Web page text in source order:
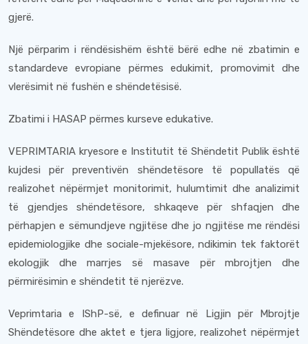
gjerë.
Një përparim i rëndësishëm është bërë edhe në zbatimin e
standardeve evropiane përmes edukimit, promovimit dhe
vlerësimit në fushën e shëndetësisë.
Zbatimi i HASAP përmes kurseve edukative.
VEPRIMTARIA kryesore e Institutit të Shëndetit Publik është
kujdesi për preventivën shëndetësore të popullatës që
realizohet nëpërmjet monitorimit, hulumtimit dhe analizimit
të gjendjes shëndetësore, shkaqeve për shfaqjen dhe
përhapjen e sëmundjeve ngjitëse dhe jo ngjitëse me rëndësi
epidemiologjike dhe sociale-mjekësore, ndikimin tek faktorët
ekologjik dhe marrjes së masave për mbrojtjen dhe
përmirësimin e shëndetit të njerëzve.
Veprimtaria e IShP-së, e definuar në Ligjin për Mbrojtje
Shëndetësore dhe aktet e tjera ligjore, realizohet nëpërmjet